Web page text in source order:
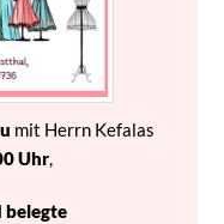
mit Herrn Kefalas
Uhr,
belegte